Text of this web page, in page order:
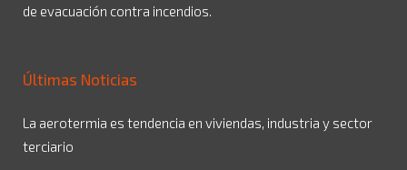
de evacuación contra incendios.
Últimas Noticias
La aerotermia es tendencia en viviendas, industria y sector
terciario